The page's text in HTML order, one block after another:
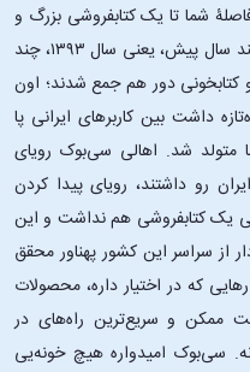
شما تا یک کتابفروشی بزرگ و
پروپیمون تنها به اندازۀ یک کلیک شده. چند سال پیش، یعنی سال ۱۳۹۳، چند
دور هم جمع شدند؛ اون‌
داشت بین کاربرهای ایرانی پا
شد. اهالی سی‌بوک رویای
رو داشتند، رویای پیدا کردن
یک کتابفروشی هم نداشت و این
از سراسر این کشور پهناور محقق
که در اختیار داره، محصولات
ممکن و سریع‌ترین راه‌های در
سی‌بوک امیدواره هیچ خونه‌یی